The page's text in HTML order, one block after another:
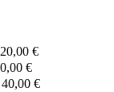
€
€
€